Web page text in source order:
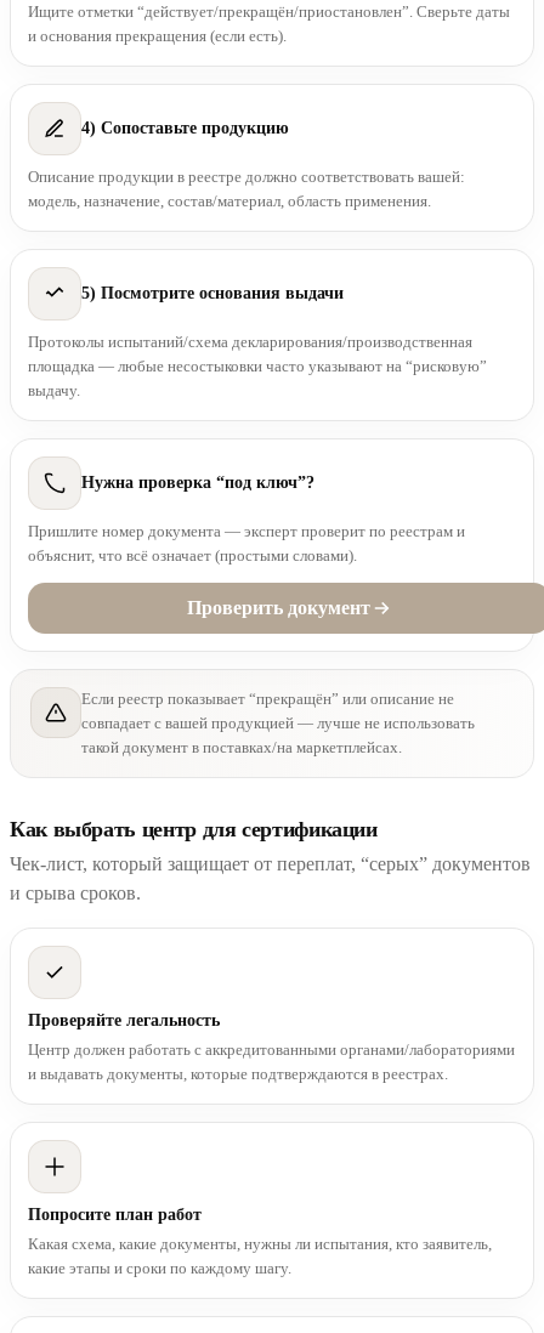
Ищите отметки “действует/прекращён/приостановлен”. Сверьте даты
и основания прекращения (если есть).
4) Сопоставьте продукцию
Описание продукции в реестре должно соответствовать вашей:
модель, назначение, состав/материал, область применения.
5) Посмотрите основания выдачи
Протоколы испытаний/схема декларирования/производственная
площадка — любые несостыковки часто указывают на “рисковую”
выдачу.
Нужна проверка “под ключ”?
Пришлите номер документа — эксперт проверит по реестрам и
объяснит, что всё означает (простыми словами).
Проверить документ
Если реестр показывает “прекращён” или описание не
совпадает с вашей продукцией — лучше не использовать
такой документ в поставках/на маркетплейсах.
Как выбрать центр для сертификации
Чек-лист, который защищает от переплат, “серых” документов
и срыва сроков.
Проверяйте легальность
Центр должен работать с аккредитованными органами/лабораториями
и выдавать документы, которые подтверждаются в реестрах.
Попросите план работ
Какая схема, какие документы, нужны ли испытания, кто заявитель,
какие этапы и сроки по каждому шагу.